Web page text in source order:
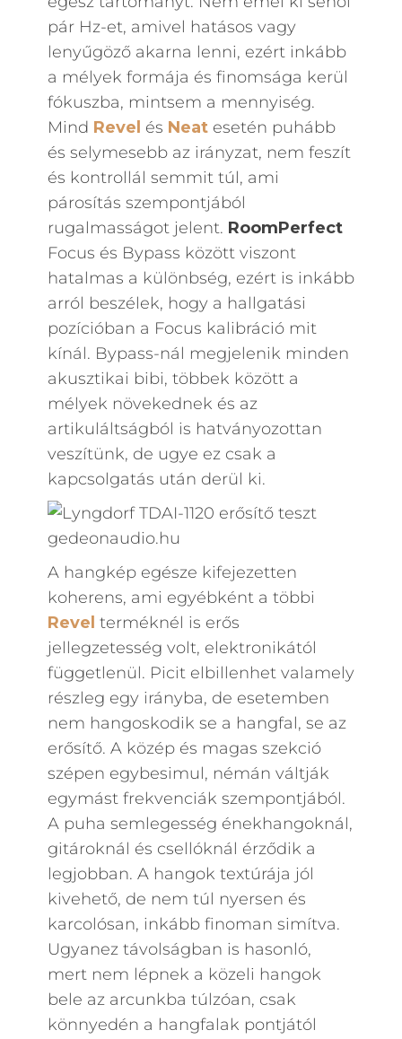
pár Hz-et, amivel hatásos vagy
lenyűgöző akarna lenni, ezért inkább
a mélyek formája és finomsága kerül
fókuszba, mintsem a mennyiség.
Mind Revel és Neatesetén puhább
és selymesebb az irányzat, nem feszít
és kontrollál semmit túl, ami
párosítás szempontjából
rugalmasságot jelent. RoomPerfect
Focus és Bypass között viszont
hatalmas a különbség, ezért is inkább
arról beszélek, hogy a hallgatási
pozícióban a Focus kalibráció mit
kínál. Bypass-nál megjelenik minden
akusztikai bibi, többek között a
mélyek növekednek és az
artikuláltságból is hatványozottan
veszítünk, de ugye ez csak a
kapcsolgatás után derül ki.
A hangkép egésze kifejezetten
koherens, ami egyébként a többi
Revel terméknél is erős
jellegzetesség volt, elektronikától
függetlenül. Picit elbillenhet valamely
részleg egy irányba, de esetemben
nem hangoskodik se a hangfal, se az
erősítő. A közép és magas szekció
szépen egybesimul, némán váltják
egymást frekvenciák szempontjából.
A puha semlegesség énekhangoknál,
gitároknál és csellóknál érződik a
legjobban. A hangok textúrája jól
kivehető, de nem túl nyersen és
karcolósan, inkább finoman simítva.
Ugyanez távolságban is hasonló,
mert nem lépnek a közeli hangok
bele az arcunkba túlzóan, csak
könnyedén a hangfalak pontjától